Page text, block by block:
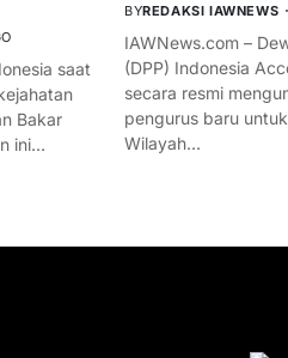
saat
Bakar
ini…
BYREDAKSI IAWNEWS
IAWNews.com –
(DPP) Indonesia
secara resmi
pengurus baru
Wilayah…